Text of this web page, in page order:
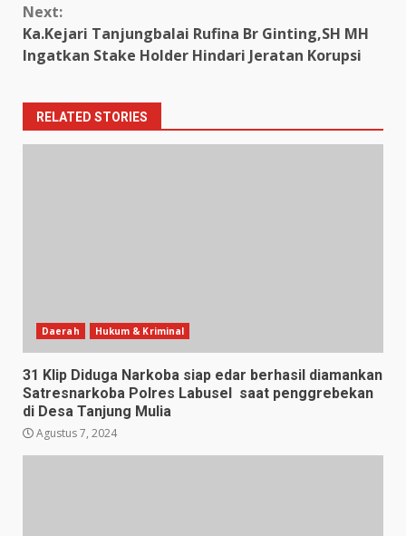
Next:
Ka.Kejari Tanjungbalai Rufina Br Ginting,SH MH
Ingatkan Stake Holder Hindari Jeratan Korupsi
RELATED STORIES
Daerah Hukum & Kriminal
31 Klip Diduga Narkoba siap edar berhasil diamankan
Satresnarkoba Polres Labusel saat penggrebekan
di Desa Tanjung Mulia
Agustus 7, 2024